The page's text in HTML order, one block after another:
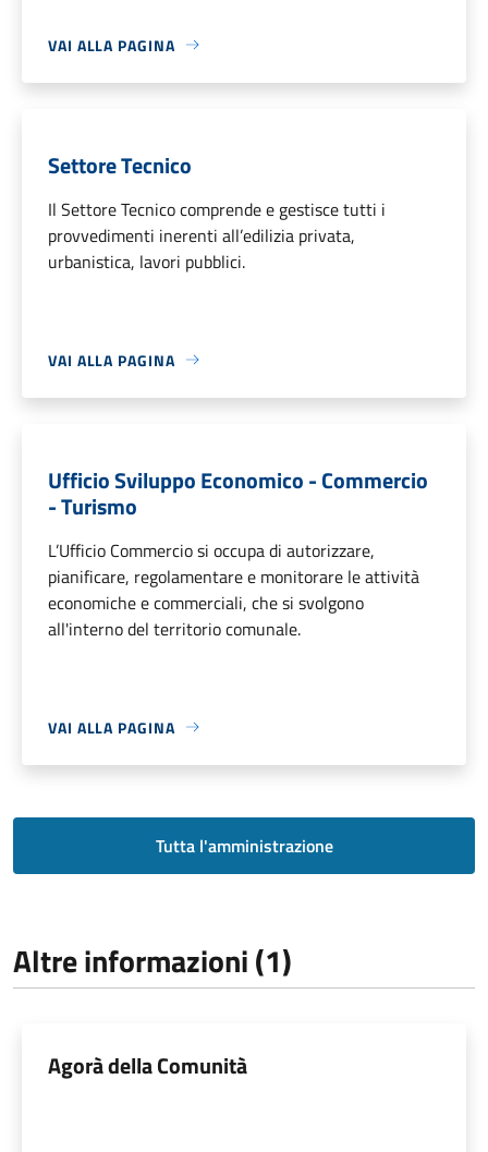
VAI ALLA PAGINA
Settore Tecnico
Il Settore Tecnico comprende e gestisce tutti i
provvedimenti inerenti all’edilizia privata,
urbanistica, lavori pubblici.
VAI ALLA PAGINA
Ufficio Sviluppo Economico - Commercio
- Turismo
L’Ufficio Commercio si occupa di autorizzare,
pianificare, regolamentare e monitorare le attività
economiche e commerciali, che si svolgono
all'interno del territorio comunale.
VAI ALLA PAGINA
Tutta l'amministrazione
Altre informazioni (1)
Agorà della Comunità